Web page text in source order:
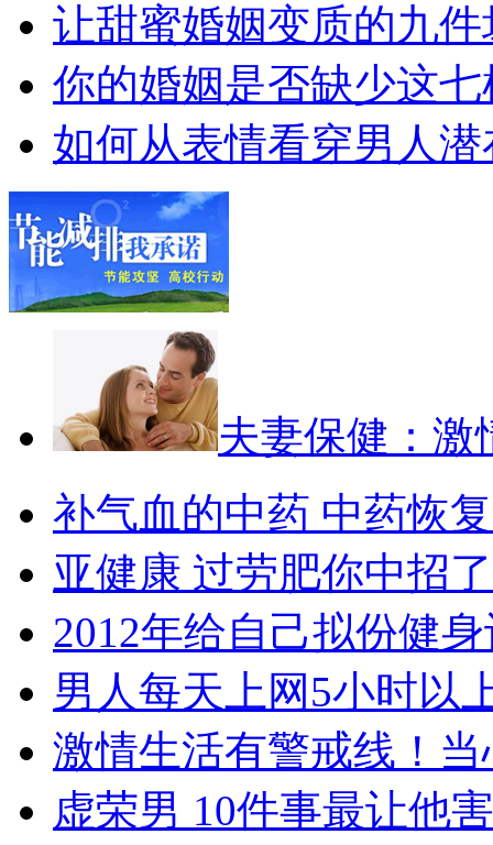
让甜蜜婚姻变质的九件
你的婚姻是否缺少这七
如何从表情看穿男人潜
夫妻保健：激
补气血的中药 中药恢
亚健康 过劳肥你中招
2012年给自己拟份健
男人每天上网5小时以
激情生活有警戒线！当
虚荣男 10件事最让他